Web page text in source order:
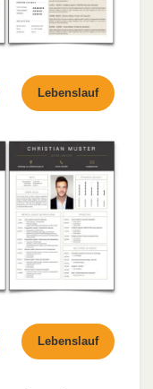
Lebenslauf
Lebenslauf